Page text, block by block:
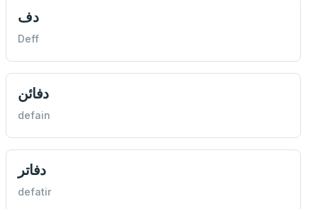
دف
Deff
دفائن
defain
دفاتر
defatir